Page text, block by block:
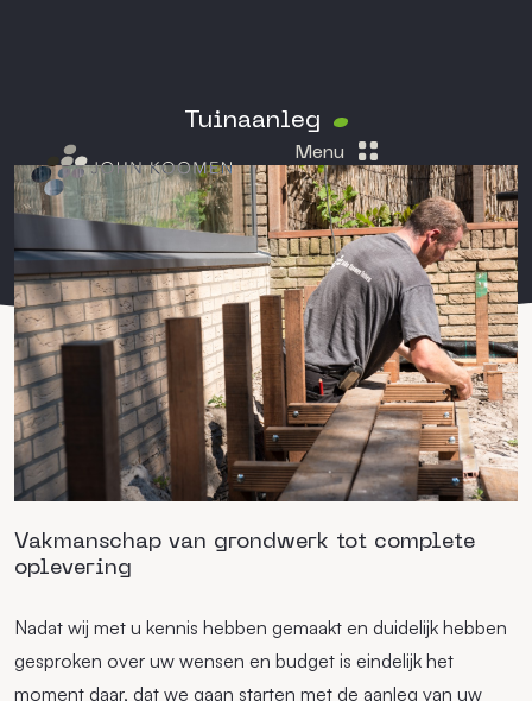
Menu
Tuinaanleg
Vakmanschap van grondwerk tot complete
oplevering
Nadat wij met u kennis hebben gemaakt en duidelijk hebben
gesproken over uw wensen en budget is eindelijk het
moment daar, dat we gaan starten met de aanleg van uw